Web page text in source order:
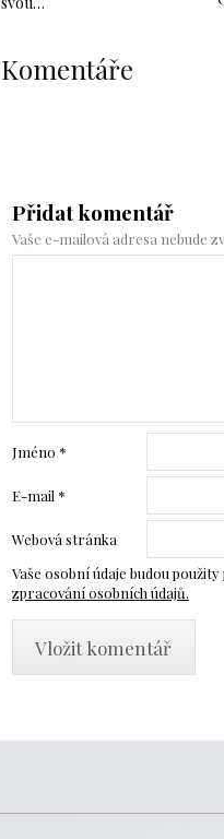
Komentáře
Přidat komentář
Vaše e-mailová adresa nebude
Jméno *
E-mail*
Webová stránka
Vaše osobní údaje budou
zpracování osobních údajů.